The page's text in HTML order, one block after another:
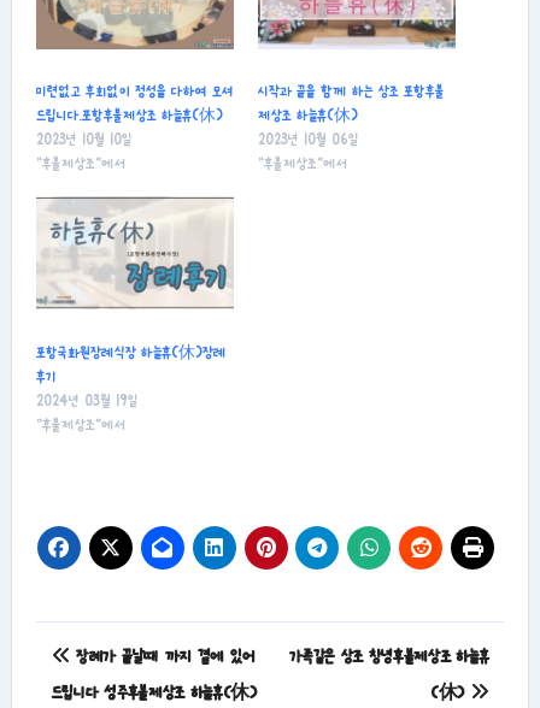
미련없고 후회없이 정성을 다하여 모셔
드립니다.포항후불제상조 하늘휴(休)
2023년 10월 10일
"후불제상조"에서
시작과 끝을 함께 하는 상조 포항후불
제상조 하늘휴(休)
2023년 10월 06일
"후불제상조"에서
포항국화원장례식장 하늘휴(休)장례
후기
2024년 03월 19일
"후불제상조"에서
글
탐
장례가 끝날때 까지 곁에 있어
드립니다 성주후불제상조 하늘휴(休)
가족같은 상조 창녕후불제상조 하늘휴
(休)